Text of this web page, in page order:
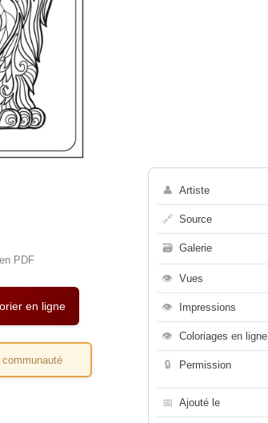
PDF
en ligne
👤 Artiste
🔗 Source
🗃 Galerie
👁 Vues
👁 Impressions
👁 Coloriages en ligne
🔒 Permission
📅 Ajouté le